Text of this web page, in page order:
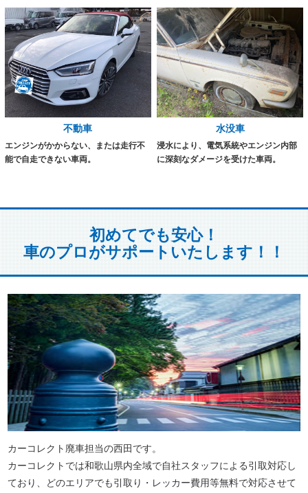
不動車
エンジンがかからない、または走行不
能で自走できない車両。
水没車
浸水により、電気系統やエンジン内部
に深刻なダメージを受けた車両。
初めてでも安心！
車のプロがサポートいたします！！
カーコレクト廃車担当の西田です。
カーコレクトでは和歌山県内全域で自社スタッフによる引取対応し
ており、どのエリアでも引取り・レッカー費用等無料で対応させて